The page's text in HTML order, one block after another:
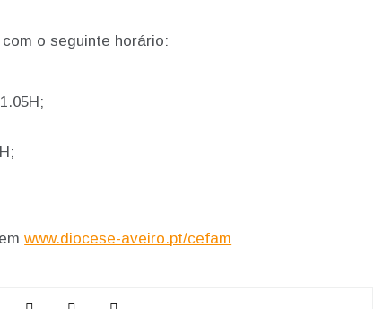
o seguinte horário:
www.diocese-aveiro.pt/cefam